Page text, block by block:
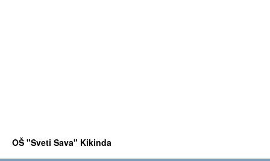
OŠ "Sveti Sava" Kikinda